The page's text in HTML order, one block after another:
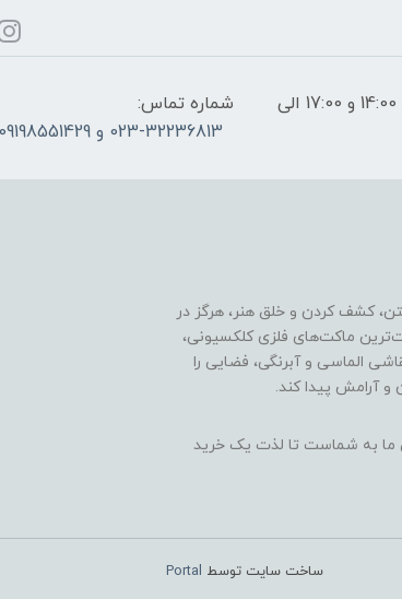
ساعات پاسخگویی: فقط روزهای غیر تعطیل از ساعت 10:00 الی 14:00 و 17:00 الی
شماره تماس:
023-32236813 و 09198551429
کشف کردن و خلق هنر، هرگز در
ماکت‌های فلزی کلکسیونی،
الماسی و آبرنگی، فضایی را
و آرامش پیدا کند.
ما به شماست تا لذت یک خرید
ساخت سایت توسط Portal